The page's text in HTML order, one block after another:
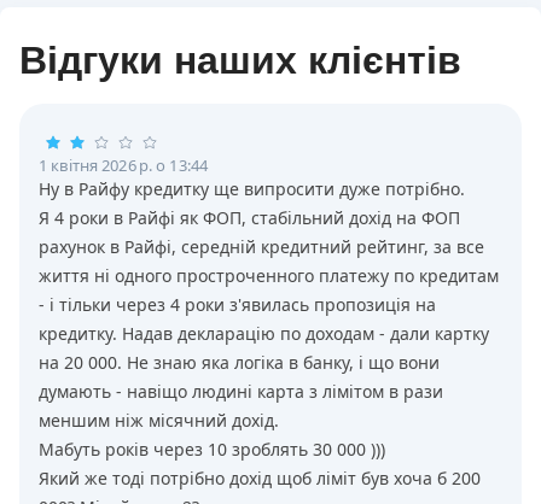
Відгуки наших клієнтів
1 квітня 2026 р. о 13:44
Ну в Райфу кредитку ще випросити дуже потрiбно.
Я 4 роки в Райфi як ФОП, стабiльний дохiд на ФОП
рахунок в Райфi, середнiй кредитний рейтинг, за все
життя нi одного простроченного платежу по кредитам
- i тiльки через 4 роки з'явилась пропозицiя на
кредитку. Надав декларацiю по доходам - дали картку
на 20 000. Не знаю яка логiка в банку, i що вони
думають - навiщо людинi карта з лiмiтом в рази
меншим нiж мiсячний дохiд.
Мабуть рокiв через 10 зроблять 30 000 )))
Який же тодi потрiбно дохiд щоб лiмiт був хоча б 200